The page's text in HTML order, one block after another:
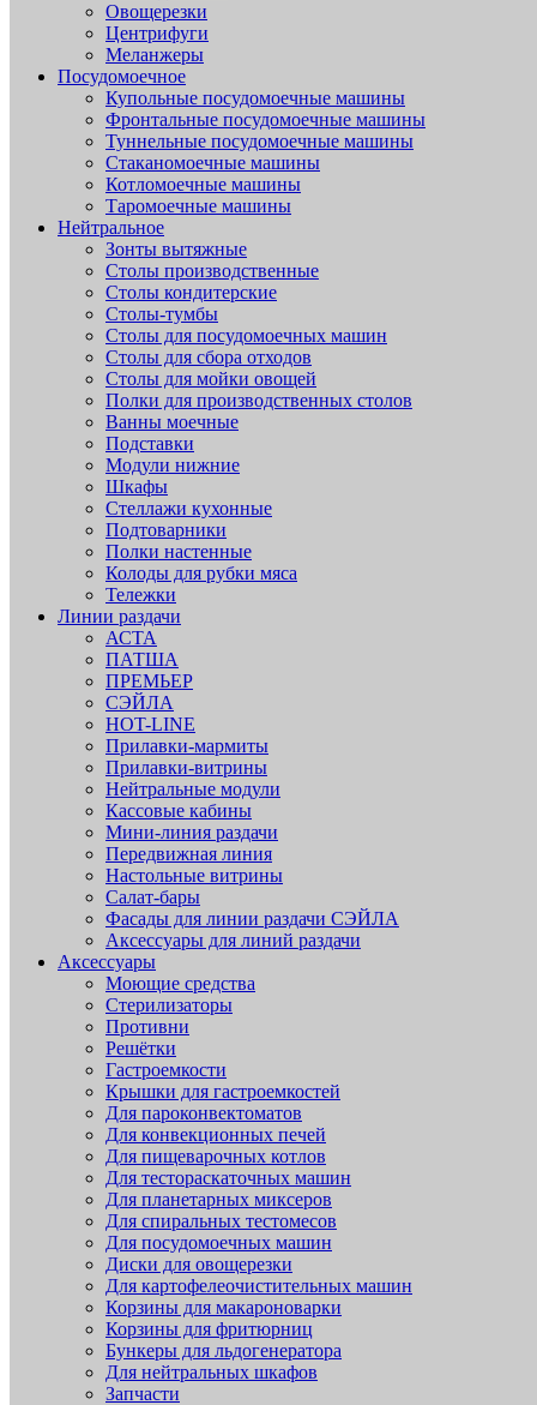
Овощерезки
Центрифуги
Меланжеры
Посудомоечное
Купольные посудомоечные машины
Фронтальные посудомоечные машины
Туннельные посудомоечные машины
Стаканомоечные машины
Котломоечные машины
Таромоечные машины
Нейтральное
Зонты вытяжные
Столы производственные
Столы кондитерские
Столы-тумбы
Столы для посудомоечных машин
Столы для сбора отходов
Столы для мойки овощей
Полки для производственных столов
Ванны моечные
Подставки
Модули нижние
Шкафы
Стеллажи кухонные
Подтоварники
Полки настенные
Колоды для рубки мяса
Тележки
Линии раздачи
АСТА
ПАТША
ПРЕМЬЕР
СЭЙЛА
HOT-LINE
Прилавки-мармиты
Прилавки-витрины
Нейтральные модули
Кассовые кабины
Мини-линия раздачи
Передвижная линия
Настольные витрины
Салат-бары
Фасады для линии раздачи СЭЙЛА
Аксессуары для линий раздачи
Аксессуары
Моющие средства
Стерилизаторы
Противни
Решётки
Гастроемкости
Крышки для гастроемкостей
Для пароконвектоматов
Для конвекционных печей
Для пищеварочных котлов
Для тестораскаточных машин
Для планетарных миксеров
Для спиральных тестомесов
Для посудомоечных машин
Диски для овощерезки
Для картофелеочистительных машин
Корзины для макароноварки
Корзины для фритюрниц
Бункеры для льдогенератора
Для нейтральных шкафов
Запчасти